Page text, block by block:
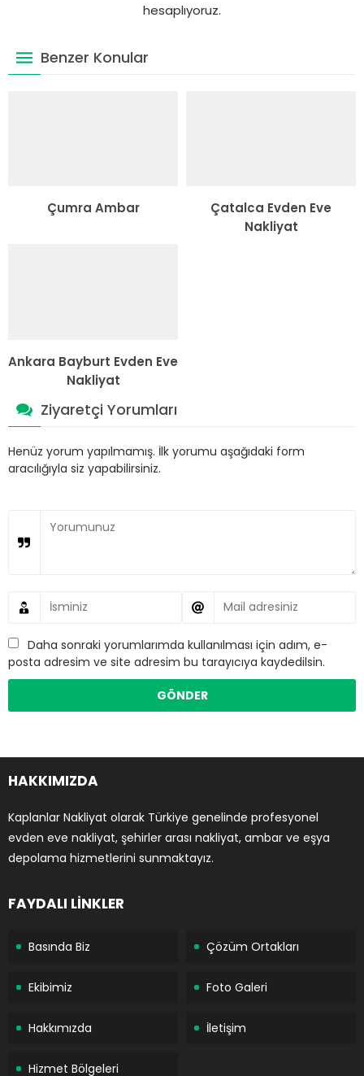
hesaplıyoruz.
Benzer Konular
Çumra Ambar
Çatalca Evden Eve
Nakliyat
Ankara Bayburt Evden Eve
Nakliyat
Ziyaretçi Yorumları
Henüz yorum yapılmamış. İlk yorumu aşağıdaki form
aracılığıyla siz yapabilirsiniz.
Daha sonraki yorumlarımda kullanılması için adım, e-
posta adresim ve site adresim bu tarayıcıya kaydedilsin.
HAKKIMIZDA
Kaplanlar Nakliyat olarak Türkiye genelinde profesyonel
evden eve nakliyat, şehirler arası nakliyat, ambar ve eşya
depolama hizmetlerini sunmaktayız.
FAYDALI LİNKLER
Basında Biz Çözüm Ortakları
Ekibimiz Foto Galeri
Hakkımızda İletişim
Hizmet Bölgeleri